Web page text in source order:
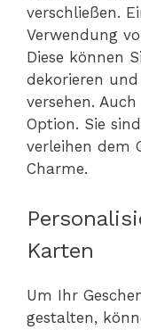
verschließen.
Verwendung
Diese können
dekorieren
versehen.
Option. Sie
verleihen dem
Charme.
Karten
Um Ihr
gestalten,